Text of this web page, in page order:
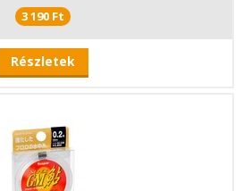
3 190 Ft
Részletek